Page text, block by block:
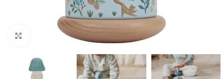
Click to enlarge